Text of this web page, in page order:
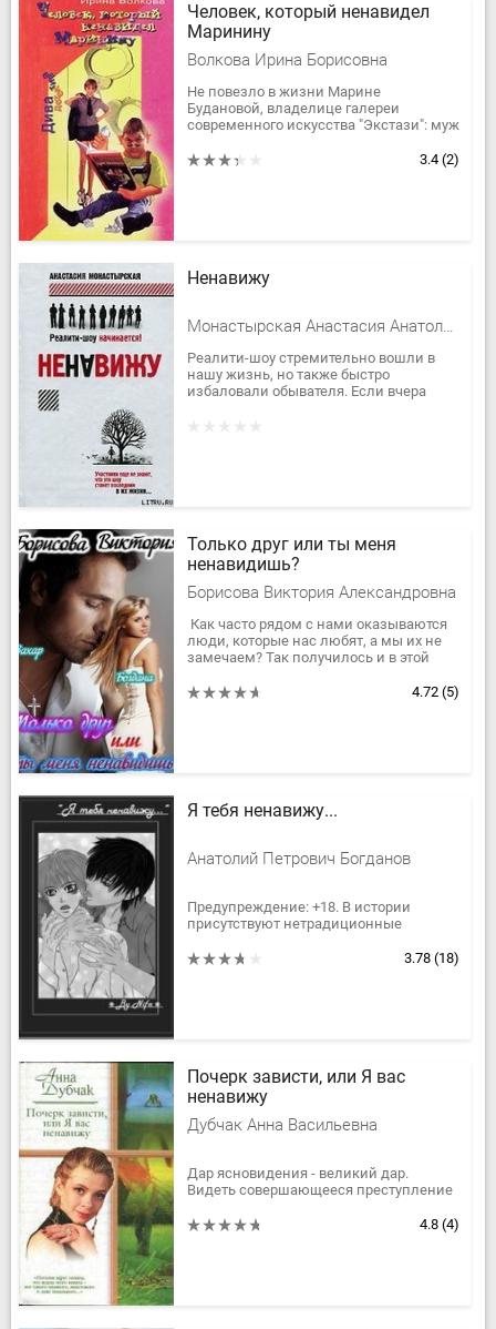
Человек, который ненавидел
Маринину
Волкова Ирина Борисовна
Не повезло в жизни Марине
Будановой, владелице галереи
современного искусства "Экстази": муж
одержим манией. Ему кажется, что он
3.4 (2)
Ненавижу
Монастырская Анастасия Анатольевна
Реалити-шоу стремительно вошли в
нашу жизнь, но также быстро
избаловали обывателя. Если вчера
Только друг или ты меня
ненавидишь?
Борисова Виктория Александровна
Как часто рядом с нами оказываются
люди, которые нас любят, а мы их не
замечаем? Так получилось и в этой
Богданой, не смотря на то,...
4.72 (5)
Я тебя ненавижу...
Анатолий Петрович Богданов
Предупреждение: +18. В истории
присутствуют нетрадиционные
первый опыт в написании слеш, так
3.78 (18)
Почерк зависти, или Я вас
ненавижу
Дубчак Анна Васильевна
Дар ясновидения - великий дар.
Видеть совершающееся преступление
учительница музыки прекрасно об4.8 (4)